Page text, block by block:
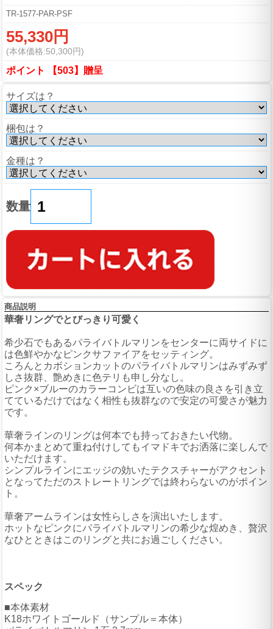
TR-1577-PAR-PSF
55,330円
(本体価格:50,300円)
ポイント 【503】贈呈
サイズは？
梱包は？
金種は？
数量
商品説明
華奢リングでとびっきり可愛く
希少石でもあるパライバトルマリンをセンターに両サイドに
は色鮮やかなピンクサファイアをセッティング。
ころんとカボションカットのパライバトルマリンはみずみず
しさ抜群、艶めきに色テリも申し分なし。
ピンク×ブルーのカラーコンビは互いの色味の良さを引き立
てているだけではなく相性も抜群なので安定の可愛さが魅力
です。
華奢ラインのリングは何本でも持っておきたい代物。
何本かまとめて重ね付けしてもイマドキでお洒落に楽しんで
いただけます。
シンプルラインにエッジの効いたテクスチャーがアクセント
となってただのストレートリングでは終わらないのがポイン
ト。
華奢アームラインは女性らしさを演出いたします。
ホットなピンクにパライバトルマリンの希少な煌めき、贅沢
なひとときはこのリングと共にお過ごしください。
スペック
■本体素材
K18ホワイトゴールド（サンプル＝本体）